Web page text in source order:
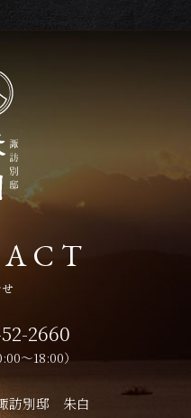
2660
～18:00）
訪別邸 朱白